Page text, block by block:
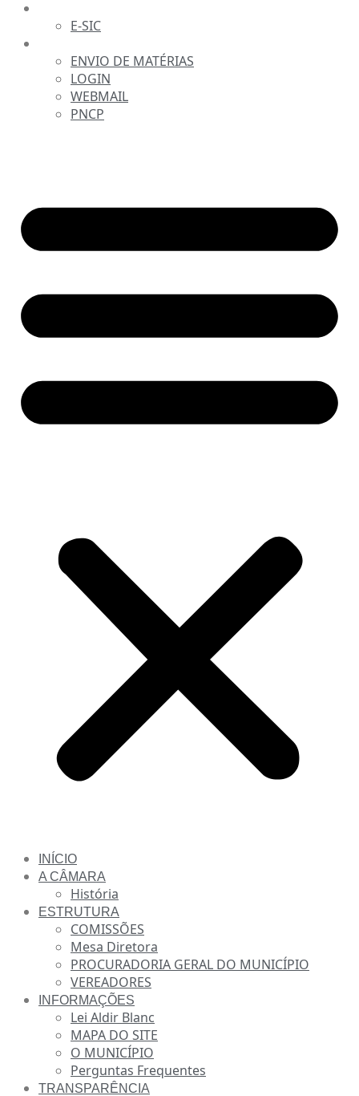
E-SIC
ENVIO DE MATÉRIAS
LOGIN
WEBMAIL
PNCP
INÍCIO
A CÂMARA
História
ESTRUTURA
COMISSÕES
Mesa Diretora
PROCURADORIA GERAL DO MUNICÍPIO
VEREADORES
INFORMAÇÕES
Lei Aldir Blanc
MAPA DO SITE
O MUNICÍPIO
Perguntas Frequentes
TRANSPARÊNCIA